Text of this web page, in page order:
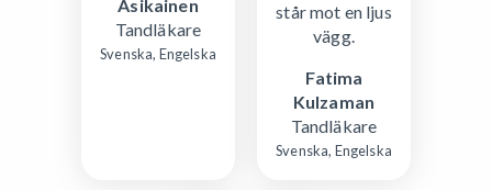
Asikainen
Tandläkare
Svenska, Engelska
Fatima
Kulzaman
Tandläkare
Svenska, Engelska